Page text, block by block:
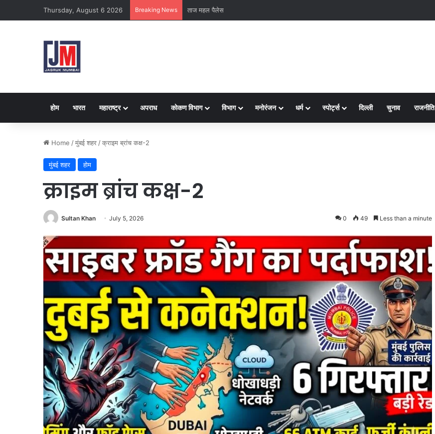
Thursday, August 6 2026 Breaking News ताज महल पैलेस
होम भारत महाराष्ट्र अपराध कोकण विभाग विभाग मनोरंजन धर्म स्पोर्ट्स दिल्ली चुनाव राजनीति
Home /मुंबई शहर /क्राइम ब्रांच कक्ष-2
मुंबई शहर होम
क्राइम ब्रांच कक्ष-2
Sultan Khan July 5, 2026 0 49 Less than a minute